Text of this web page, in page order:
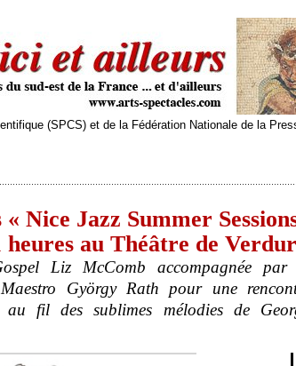
(SPCS) et de la Fédération Nationale de la
Nice Jazz Summer
au Théâtre de
Liz McComb accompagnée par
György Rath pour une
fil des sublimes mélodies de